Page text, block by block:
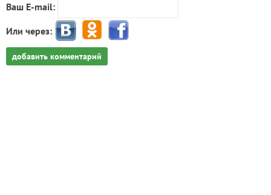
Ваш E-mail:
Или через:
добавить комментарий